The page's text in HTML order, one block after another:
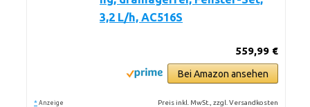
3,2 L/h, AC516S
559,99 €
Bei Amazon ansehen
* Anzeige Preis inkl. MwSt., zzgl. Versandkosten